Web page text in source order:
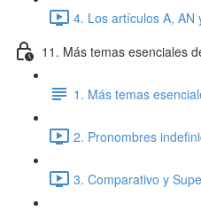
4. Los artículos A, AN
11. Más temas esenciales
1. Más temas
2. Pronombres
3. Comparativo y